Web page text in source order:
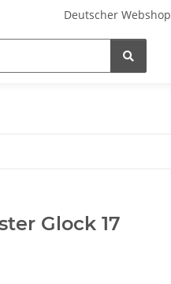
Deutscher Webshop
Glock 17